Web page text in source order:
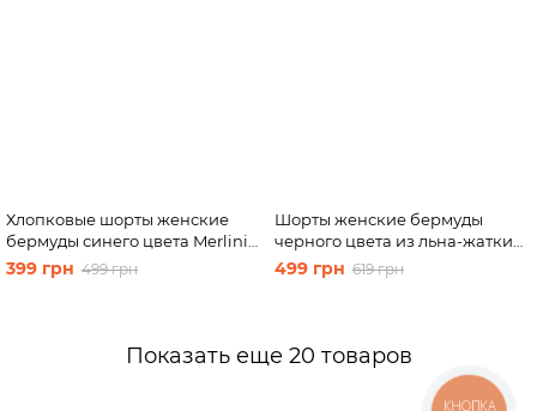
Хлопковые шорты женские
бермуды синего цвета Merlini
Перуджа 300000052, размер
399 грн 499 грн
Шорты женские бермуды
черного цвета из льна-жатки
Merlini Бергамо 300000053,
размер 42-44
499 грн 619 грн
Показать еще 20 товаров
КНОПКА